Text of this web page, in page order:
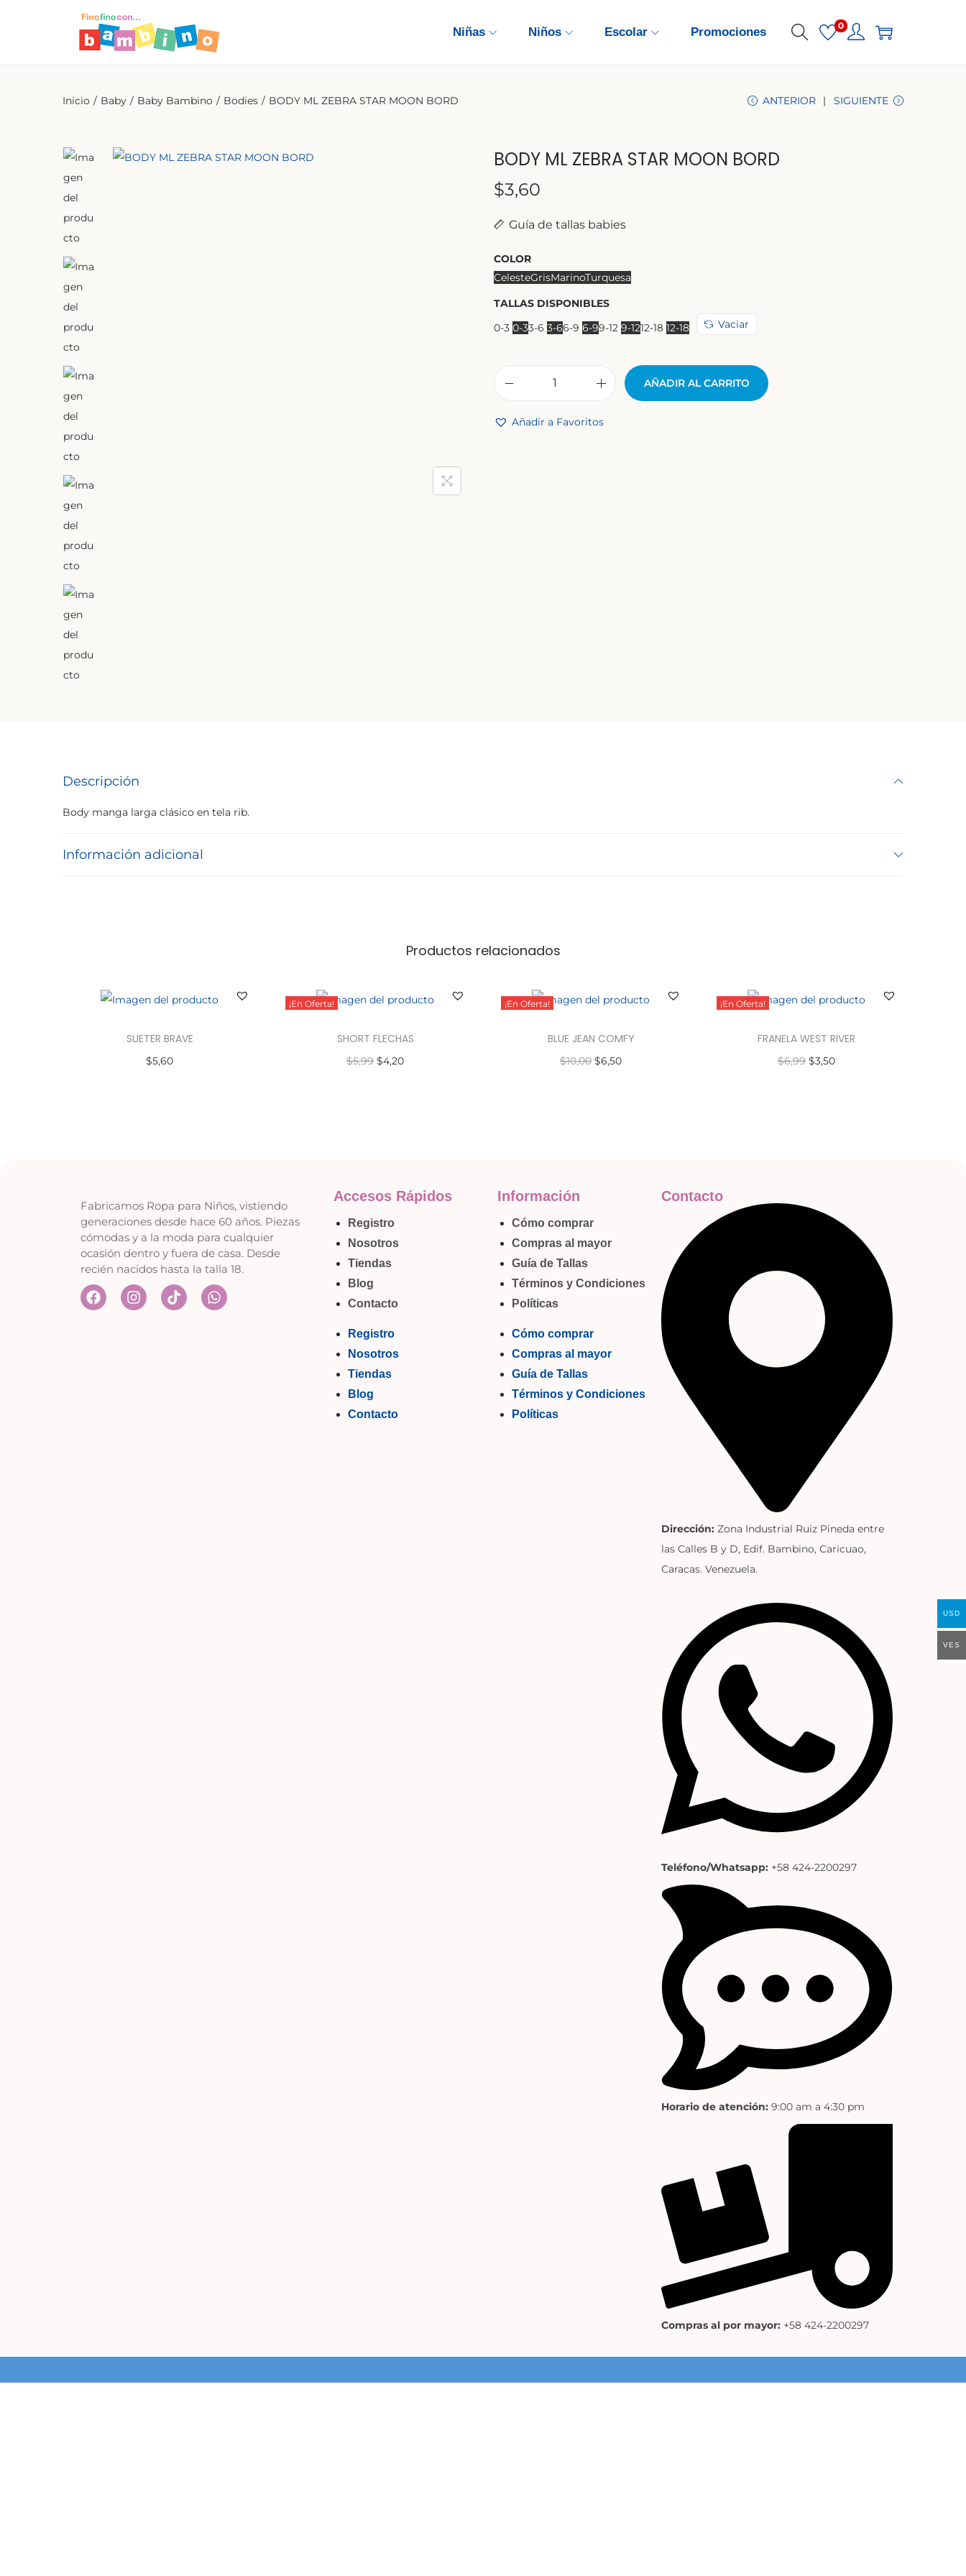
Niñas Niños Escolar Promociones 0
Inicio / Baby / Baby Bambino / Bodies / BODY ML ZEBRA STAR MOON BORD ANTERIOR SIGUIENTE
BODY ML ZEBRA STAR MOON BORD
$3,60
Guía de tallas babies
COLOR
CelesteGrisMarinoTurquesa
TALLAS DISPONIBLES
0-3 0-33-6 3-66-9 6-99-12 9-1212-18 12-18 Vaciar
AÑADIR AL CARRITO
Añadir a Favoritos
Descripción
Body manga larga clásico en tela rib.
Información adicional
Productos relacionados
SUETER BRAVE
$5,60
¡En Oferta!
SHORT FLECHAS
$5,99 $4,20
¡En Oferta!
BLUE JEAN COMFY
$10,00 $6,50
¡En Oferta!
FRANELA WEST RIVER
$6,99 $3,50
Fabricamos Ropa para Niños, vistiendo
generaciones desde hace 60 años. Piezas
cómodas y a la moda para cualquier
ocasión dentro y fuera de casa. Desde
recién nacidos hasta la talla 18.
Accesos Rápidos
Registro
Nosotros
Tiendas
Blog
Contacto
Registro
Nosotros
Tiendas
Blog
Contacto
Información
Cómo comprar
Compras al mayor
Guía de Tallas
Términos y Condiciones
Políticas
Cómo comprar
Compras al mayor
Guía de Tallas
Términos y Condiciones
Políticas
Contacto
Dirección: Zona Industrial Ruiz Pineda entre
las Calles B y D, Edif. Bambino, Caricuao,
Caracas. Venezuela.
Teléfono/Whatsapp: +58 424-2200297
Horario de atención: 9:00 am a 4:30 pm
Compras al por mayor: +58 424-2200297
USD
VES